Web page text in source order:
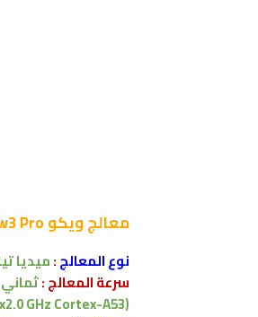
معالجويكو Wiko View3 Pro :
نوع المعالج:ميديا
سرعة المعالج:ثماني
(4x2.0 GHz Cortex-A73 & 4x2.0 GHz Cortex-A53)